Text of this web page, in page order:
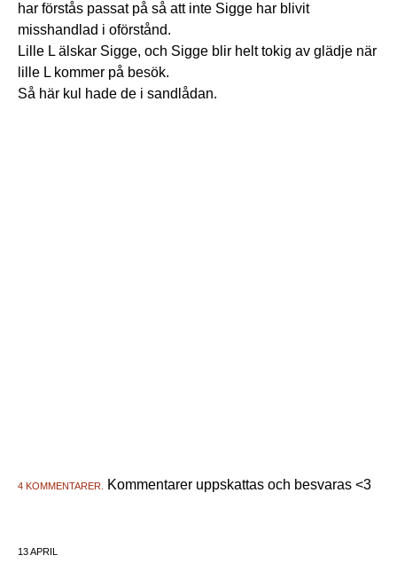
har förstås passat på så att inte Sigge har blivit
misshandlad i oförstånd.
Lille L älskar Sigge, och Sigge blir helt tokig av glädje när
lille L kommer på besök.
Så här kul hade de i sandlådan.
4 KOMMENTARER. Kommentarer uppskattas och besvaras <3
13 APRIL